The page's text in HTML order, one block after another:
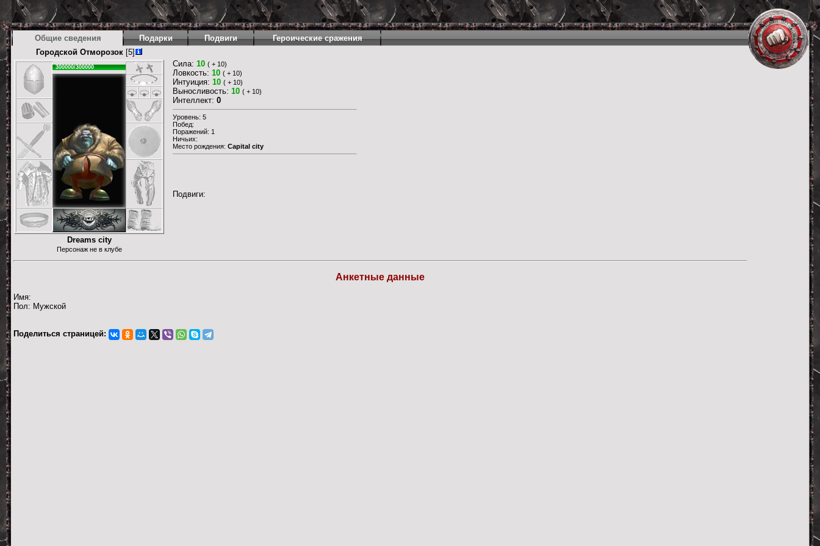
Общие сведения Подарки Подвиги
Героические сражения
Городской Отморозок [5]
300000/300000
Dreams city
Персонаж не в клубе
Сила: 10 ( + 10)
Ловкость: 10 ( + 10)
Интуиция: 10 ( + 10)
Выносливость: 10 ( + 10)
Интеллект: 0
Уровень: 5
Побед:
Поражений: 1
Ничьих:
Место рождения: Capital city
Подвиги:
Анкетные данные
Имя:
Пол: Мужской
Поделиться страницей: